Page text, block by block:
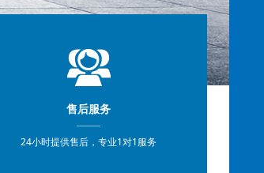
售后服务
24小时提供售后，专业1对1服务